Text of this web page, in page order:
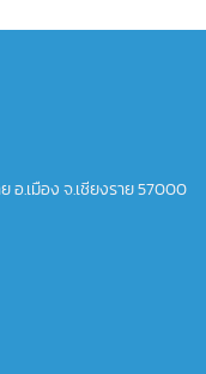
อ.เมือง จ.เชียงราย 57000